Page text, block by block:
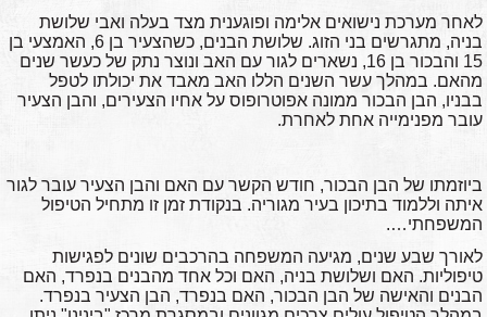
לאחר מערכת נישואים אלימה ופוגענית מצד בעלה ואבי שלושת
בניה, מתגרשים בני הזוג. שלושת הבנים, כשהצעיר בן 6, האמצעי בן
15 והבכור בן 16, נשארים לגור עם האב ונוצר נתק של כעשר שנים
מהאם. במהלך עשר השנים הללו האב מאבד את יכולתו לטפל
בבניו, הבן הבכור ממונה אפוטרופוס על אחיו הצעירים, והבן הצעיר
עובר מפנימייה אחת לאחרת.
ביוזמתו של הבן הבכור, חודש הקשר עם האם והבן הצעיר עובר לגור
איתה וללמוד בתיכון בעיר מגוריה. בנקודת זמן זו מתחיל הטיפול
המשפחתי….
לאורך שבע שנים, מגיעה המשפחה בהרכבים שונים לפגישות
טיפוליות. האם ושלושת בניה, האם וכל אחד מהבנים בנפרד, האם
הבנים והאישה של הבן הבכור, האם בנפרד, הבן הצעיר בנפרד.